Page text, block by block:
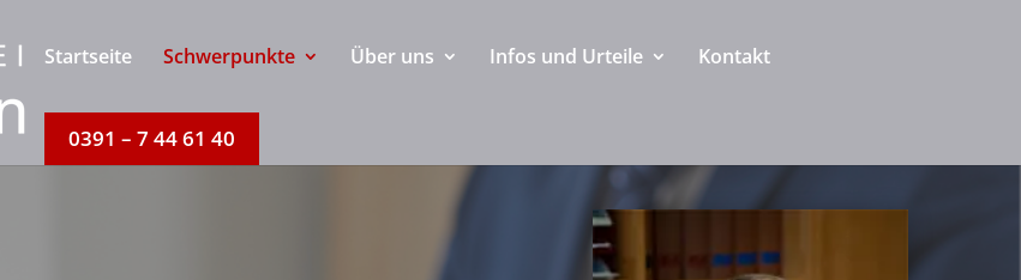
Startseite Schwerpunkte Über uns Infos und Urteile Kontakt
0391 – 7 44 61 40